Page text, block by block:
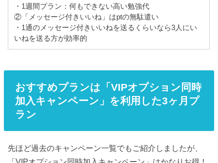
・1週間プラン：何もできない高い勉強代
②「メッセージ付きいいね」はptの無駄遣い
・1通のメッセージ付きいいねを送るくらいなら3人にい
いねを送る方が効率的
おすすめプランは「VIPオプション同時
加入キャンペーン」を利用した3ヶ月プ
ラン
先ほど過去のキャンペーン一覧でもご紹介しましたが、